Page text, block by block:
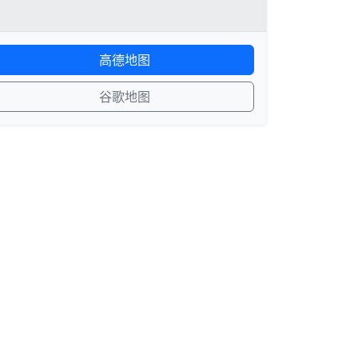
高德地图
谷歌地图